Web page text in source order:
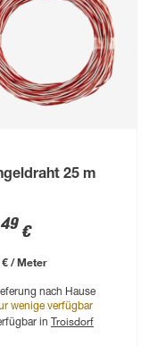
25 m
49 €
€ / Meter
nach Hause
wenige verfügbar
in Troisdorf